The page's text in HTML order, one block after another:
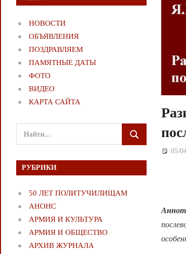
05/
НОВОСТИ
ОБЪЯВЛЕНИЯ
ПОЗДРАВЛЯЕМ
ПАМЯТНЫЕ ДАТЫ
ФОТО
ВИДЕО
КАРТА САЙТА
Поиск
для:
ПОИСК
РУБРИКИ
50 ЛЕТ ПОЛИТУЧИЛИЩАМ
АНОНС
АРМИЯ И КУЛЬТУРА
АРМИЯ И ОБЩЕСТВО
АРХИВ ЖУРНАЛА